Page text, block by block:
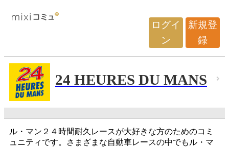
ログイ
ン
新規登
録
24 HEURES DU MANS
ル・マン２４時間耐久レースが大好きな方のためのコミ
ュニティです。さまざまな自動車レースの中でもル・マ